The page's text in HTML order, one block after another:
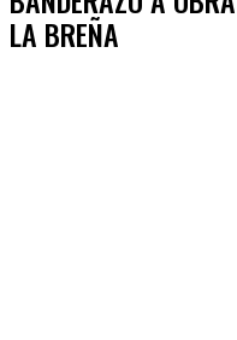
LA BREÑA